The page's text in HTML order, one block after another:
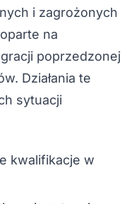
i zagrożonych
na
poprzedzonej
Działania te
sytuacji
kwalifikacje w